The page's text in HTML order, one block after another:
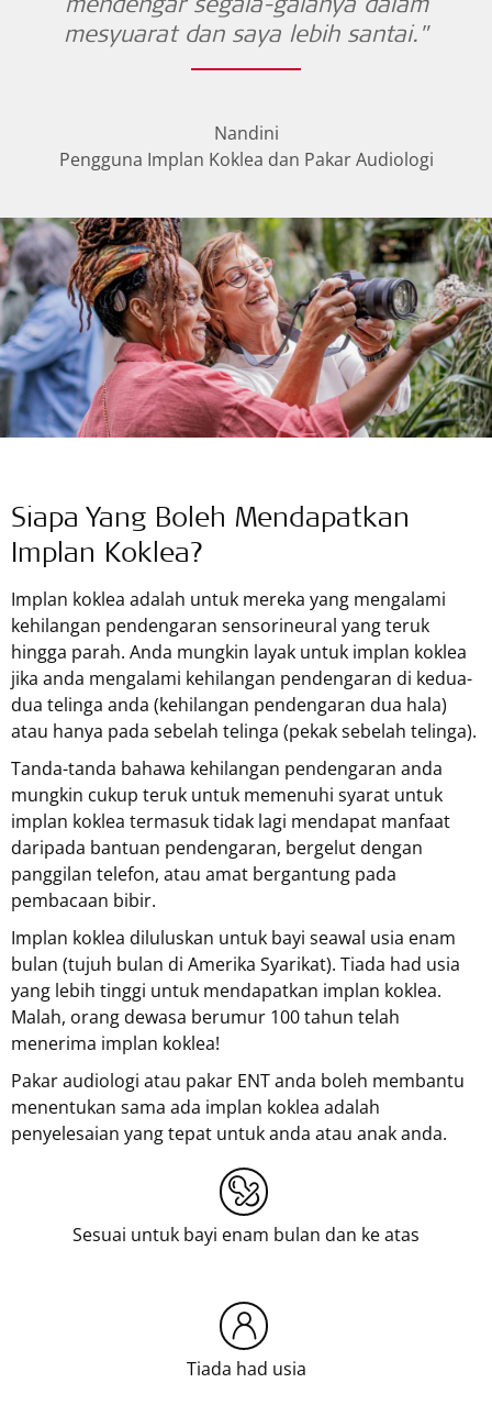
mendengar segala-galanya dalam
mesyuarat dan saya lebih santai."
Nandini
Pengguna Implan Koklea dan Pakar Audiologi
Siapa Yang Boleh Mendapatkan
Implan Koklea?
Implan koklea adalah untuk mereka yang mengalami
kehilangan pendengaran sensorineural yang teruk
hingga parah. Anda mungkin layak untuk implan koklea
jika anda mengalami kehilangan pendengaran di kedua-
dua telinga anda (kehilangan pendengaran dua hala)
atau hanya pada sebelah telinga (pekak sebelah telinga).
Tanda-tanda bahawa kehilangan pendengaran anda
mungkin cukup teruk untuk memenuhi syarat untuk
implan koklea termasuk tidak lagi mendapat manfaat
daripada bantuan pendengaran, bergelut dengan
panggilan telefon, atau amat bergantung pada
pembacaan bibir.
Implan koklea diluluskan untuk bayi seawal usia enam
bulan (tujuh bulan di Amerika Syarikat). Tiada had usia
yang lebih tinggi untuk mendapatkan implan koklea.
Malah, orang dewasa berumur 100 tahun telah
menerima implan koklea!
Pakar audiologi atau pakar ENT anda boleh membantu
menentukan sama ada implan koklea adalah
penyelesaian yang tepat untuk anda atau anak anda.
Sesuai untuk bayi enam bulan dan ke atas
Tiada had usia